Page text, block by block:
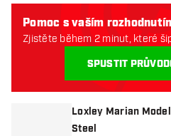
Loxley Marian
Steel
Pomoc s vaším
Zjistěte během 2 minut, které
SPUSTIT